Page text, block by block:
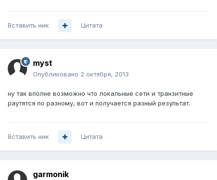
Вставить ник Цитата
myst
Опубликовано 2 октября, 2013
ну так вполне возможно что локальные сети и транзитные
раутятся по разному, вот и получается разный результат.
Вставить ник Цитата
garmonik